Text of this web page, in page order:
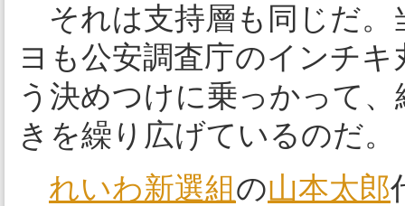
それは支持層も同じだ。
ヨも公安調査庁のインチ
う決めつけに乗っかって
きを繰り広げているのだ。
れいわ新選組の山本太郎